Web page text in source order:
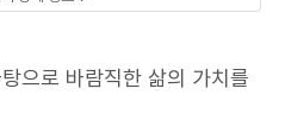
으로 바람직한 삶의 가치를